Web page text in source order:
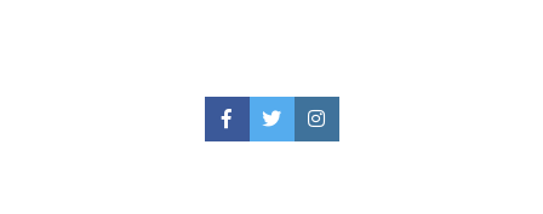
FacebookTwitterInstagram